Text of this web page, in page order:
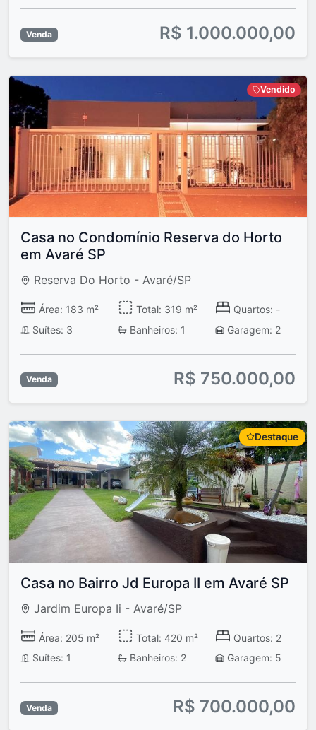
Venda R$ 1.000.000,00
Vendido
Casa no Condomínio Reserva do Horto
em Avaré SP
Reserva Do Horto - Avaré/SP
Área: 183 m² Total: 319 m²
Quartos: -
Suítes: 3
Banheiros: 1 Garagem: 2
Venda R$ 750.000,00
Destaque
Casa no Bairro Jd Europa II em Avaré SP
Jardim Europa Ii - Avaré/SP
Área: 205 m² Total: 420 m²
Quartos: 2
Suítes: 1
Banheiros: 2 Garagem: 5
Venda R$ 700.000,00